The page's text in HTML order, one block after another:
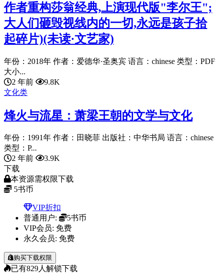
作者重构莎翁经典,上演现代版"李尔王";
大人们砸毁视线内的一切,永远是孩子拾
起碎片)(未读·文艺家)
年份：2018年 作者：爱德华·圣奥宾 语言：chinese 类型：PDF
大小...
2 年前
9.8K
文化类
烽火与流星：萧梁王朝的文学与文化
年份：1991年 作者：田晓菲 出版社：中华书局 语言：chinese
类型：P...
2 年前
3.9K
下载
本资源需权限下载
5书币
VIP折扣
普通用户:
5书币
VIP会员: 免费
永久会员: 免费
购买下载权限
已有829人解锁下载